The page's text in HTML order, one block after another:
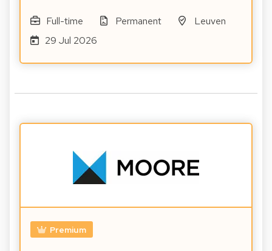
Full-time Permanent
Leuven
29 Jul 2026
Premium